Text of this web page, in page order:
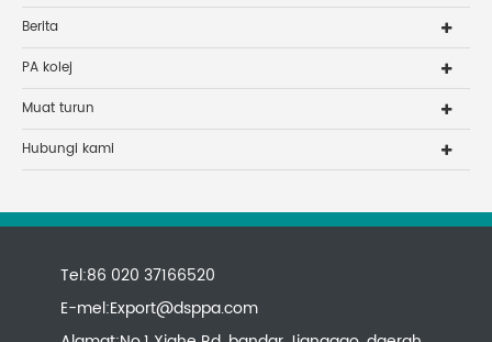
Berita
PA kolej
Muat turun
Hubungi kami
Tel:86 020 37166520
E-mel:Export@dsppa.com